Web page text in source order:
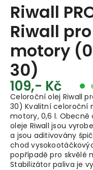
Riwall
Riwall
motory
30)
109,- Kč
Celoroční olej Riwall
30) Kvalitní celoroční
motory, 0,6 l. Obecně
oleje Riwall jsou
a jsou aditivovány
chod
popřípadě pro skvělé
Stabilizátor paliva je